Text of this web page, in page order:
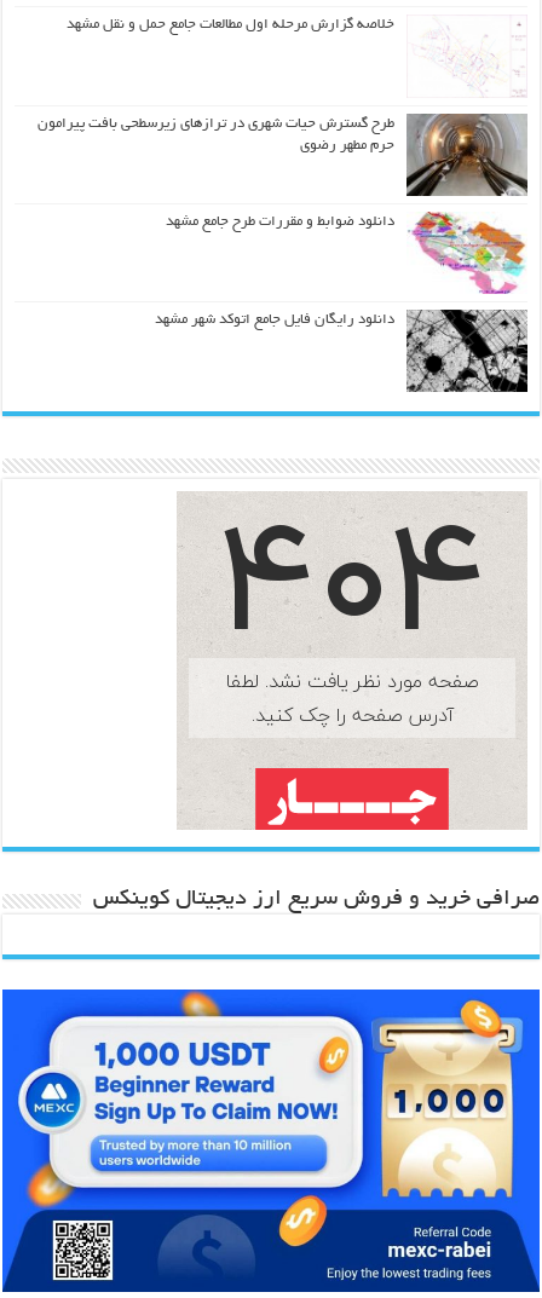
خلاصه گزارش مرحله اول مطالعات جامع حمل و نقل مشهد
طرح گسترش حیات شهري در ترازهاي زیرسطحی بافت پیرامون
حرم مطهر رضوي
دانلود ضوابط و مقررات طرح جامع مشهد
دانلود رایگان فایل جامع اتوکد شهر مشهد
صرافی خرید و فروش سریع ارز دیجیتال کوینکس